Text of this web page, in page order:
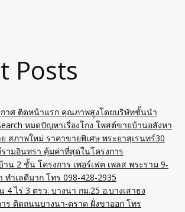
Posts
กาศ ติดหน้าแรก คุณภาพสูงโดยบริษัทชั้นนำ
หมดปัญหาเรื่องโกง โพสต์ขายบ้านอสังหา
สภาพใหม่ ราคาขายพิเศษ พระยาสุเรนทร์30
ามอินทรา คุ้มค่าที่สุดในโครงการ
าน 2 ชั้น โครงการ เพอร์เฟค เพลส พระราม 9-
ทำเลดีมาก โทร 098-428-2935
ไร่ 3 ตรว. บางนา กม.25 อ.บางเสาธง
ร ติดถนนบางนา-ตราด ฝั่งขาออก โทร